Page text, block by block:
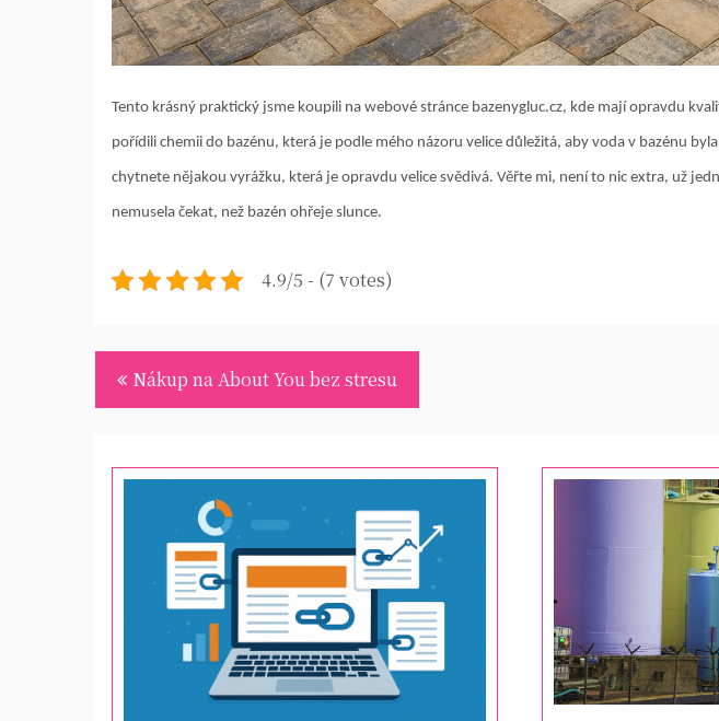
Tento krásný praktický jsme koupili na webové stránce bazenygluc.cz, kde mají opravdu
pořídili chemii do bazénu, která je podle mého názoru velice důležitá, aby voda v bazénu
chytnete nějakou vyrážku, která je opravdu velice svědivá. Věřte mi, není to nic extra, už
nemusela čekat, než bazén ohřeje slunce.
4.9/5 - (7 votes)
Navigace
pro
Nákup na About You bez stresu